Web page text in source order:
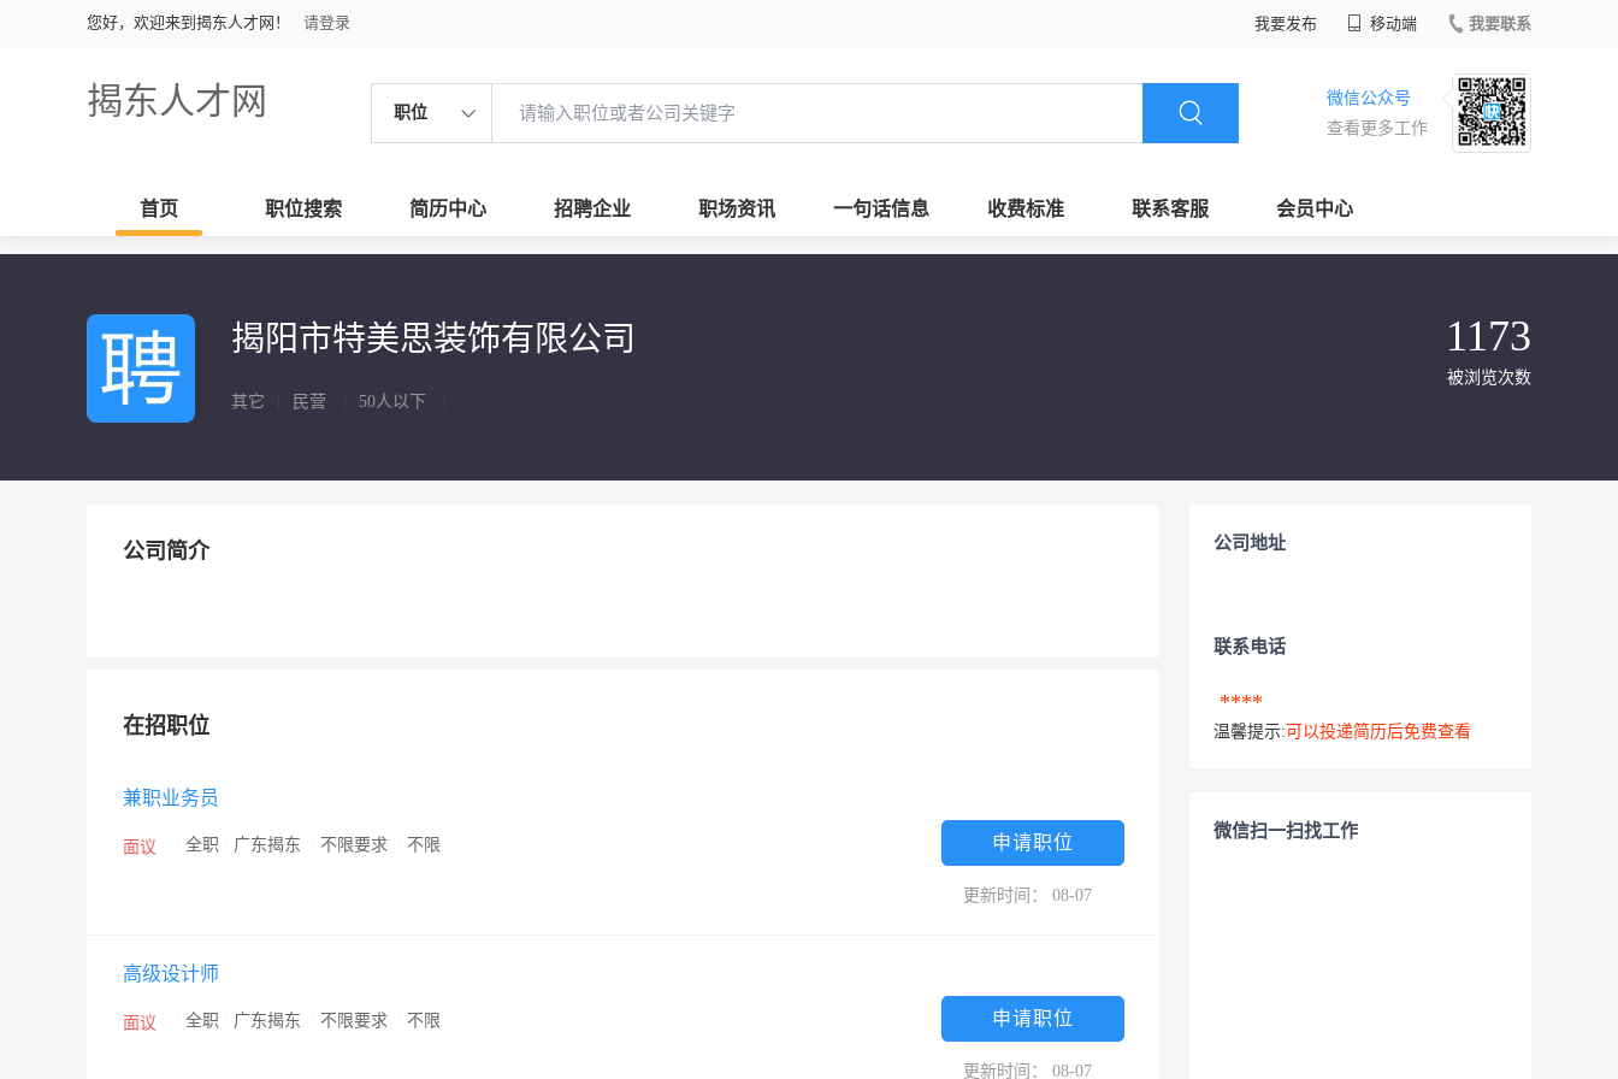
您好，欢迎来到揭东人才网！ 请登录 我要发布 移动端 我要联系
揭东人才网 职位
微信公众号
查看更多工作
首页 职位搜索 简历中心 招聘企业 职场资讯 一句话信息 收费标准 联系客服 会员中心
揭阳市特美思装饰有限公司
其它 民营 50人以下
1173
被浏览次数
公司简介
在招职位
兼职业务员
面议 全职 广东揭东 不限要求 不限 申请职位
更新时间： 08-07
高级设计师
面议 全职 广东揭东 不限要求 不限 申请职位
更新时间： 08-07
公司地址
联系电话
****
温馨提示: 可以投递简历后免费查看
微信扫一扫找工作